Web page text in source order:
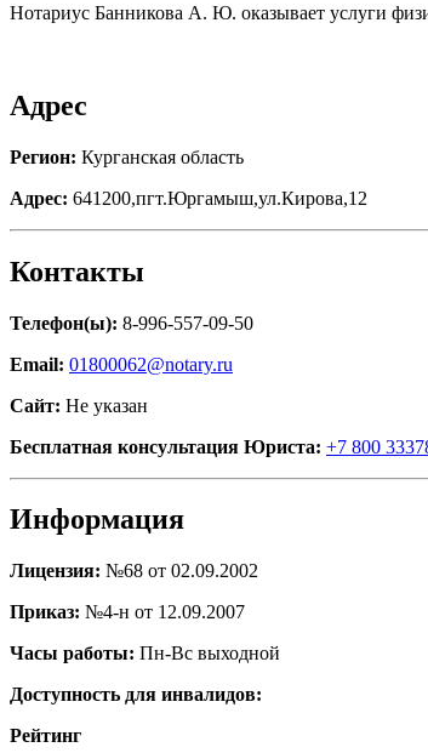
Нотариус Банникова А. Ю. оказывает услуги
Адрес
Регион: Курганская область
Адрес: 641200,пгт.Юргамыш,ул.Кирова,12
Контакты
Телефон(ы): 8-996-557-09-50
Email: 01800062@notary.ru
Сайт: Не указан
Бесплатная консультация Юриста: +7 800
Информация
Лицензия: №68 от 02.09.2002
Приказ: №4-н от 12.09.2007
Часы работы: Пн-Вс выходной
Доступность для инвалидов:
Рейтинг